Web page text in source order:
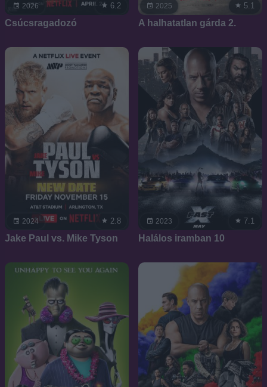
2026 6.2
Csúcsragadozó
2025 5.1
A halhatatlan gárda 2.
2024 2.8
Jake Paul vs. Mike Tyson
2023 7.1
Halálos iramban 10